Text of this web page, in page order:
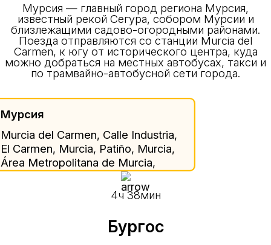
Мурсия — главный город региона Мурсия,
известный рекой Сегура, собором Мурсии и
близлежащими садово-огородными районами.
Поезда отправляются со станции Murcia del
Carmen, к югу от исторического центра, куда
можно добраться на местных автобусах, такси и
по трамвайно-автобусной сети города.
Мурсия
Murcia del Carmen, Calle Industria,
El Carmen, Murcia, Patiño, Murcia,
Área Metropolitana de Murcia,
Region of Murcia, 30002, Spain
4ч 38мин
Бургос